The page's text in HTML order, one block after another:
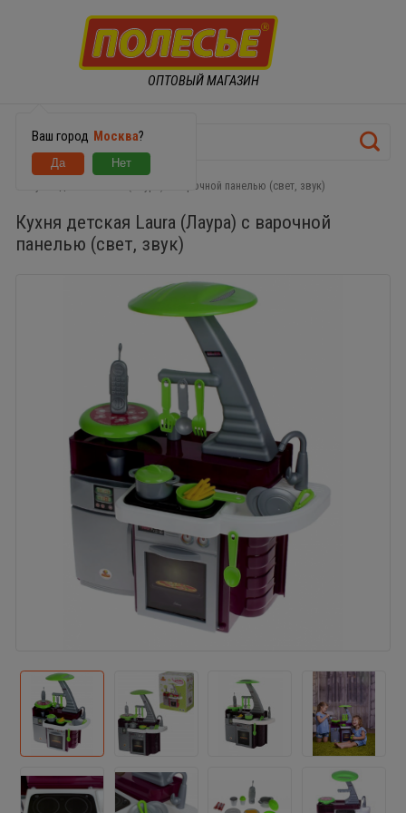
ОПТОВЫЙ МАГАЗИН
Ваш город Москва?
Кухня детская Laura (Лаура) с варочной панелью (свет, звук)
Кухня детская Laura (Лаура) с варочной
панелью (свет, звук)